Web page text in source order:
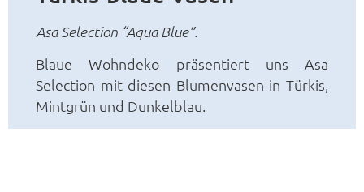
Asa Selection “Aqua Blue”.
Blaue Wohndeko präsentiert uns Asa
Selection mit diesen Blumenvasen in Türkis,
Mintgrün und Dunkelblau.